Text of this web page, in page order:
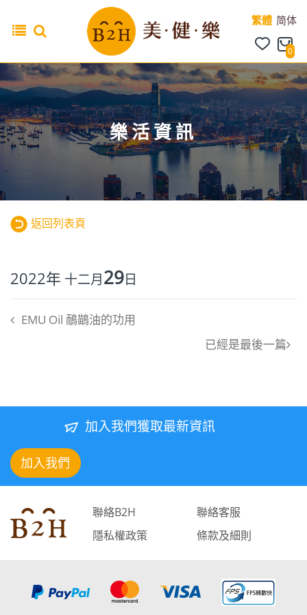
繁體 简体
0
樂活資訊
返回列表頁
2022年 十二月29日
EMU Oil 鴯鶓油的功用
已經是最後一篇
加入我們獲取最新資訊
加入我們
聯絡B2H
聯絡客服
隱私權政策
條款及細則